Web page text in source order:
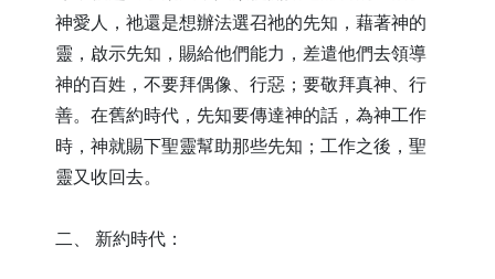
神愛人，祂還是想辦法選召祂的先知，藉著神的
靈，啟示先知，賜給他們能力，差遣他們去領導
神的百姓，不要拜偶像、行惡；要敬拜真神、行
善。在舊約時代，先知要傳達神的話，為神工作
時，神就賜下聖靈幫助那些先知；工作之後，聖
靈又收回去。
二、 新約時代：